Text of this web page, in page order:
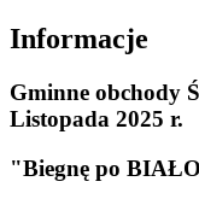
Informacje
Gminne obchody
Listopada 2025 r.
"Biegnę po